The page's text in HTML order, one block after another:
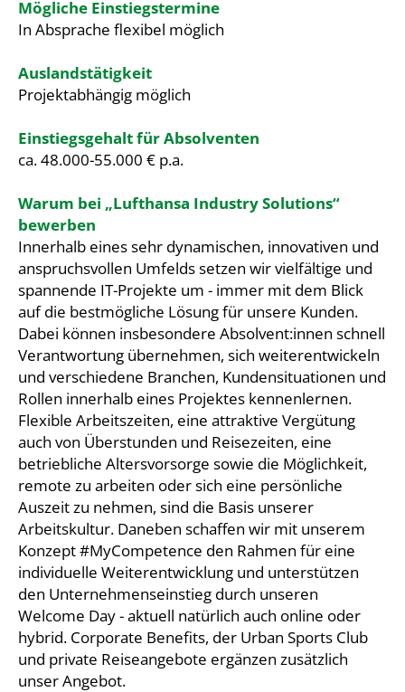
Mögliche Einstiegstermine
In Absprache flexibel möglich
Auslandstätigkeit
Projektabhängig möglich
Einstiegsgehalt für Absolventen
ca. 48.000-55.000 € p.a.
Warum bei „Lufthansa Industry Solutions“
bewerben
Innerhalb eines sehr dynamischen, innovativen und
anspruchsvollen Umfelds setzen wir vielfältige und
spannende IT-Projekte um - immer mit dem Blick
auf die bestmögliche Lösung für unsere Kunden.
Dabei können insbesondere Absolvent:innen schnell
Verantwortung übernehmen, sich weiterentwickeln
und verschiedene Branchen, Kundensituationen und
Rollen innerhalb eines Projektes kennenlernen.
Flexible Arbeitszeiten, eine attraktive Vergütung
auch von Überstunden und Reisezeiten, eine
betriebliche Altersvorsorge sowie die Möglichkeit,
remote zu arbeiten oder sich eine persönliche
Auszeit zu nehmen, sind die Basis unserer
Arbeitskultur. Daneben schaffen wir mit unserem
Konzept #MyCompetence den Rahmen für eine
individuelle Weiterentwicklung und unterstützen
den Unternehmenseinstieg durch unseren
Welcome Day - aktuell natürlich auch online oder
hybrid. Corporate Benefits, der Urban Sports Club
und private Reiseangebote ergänzen zusätzlich
unser Angebot.